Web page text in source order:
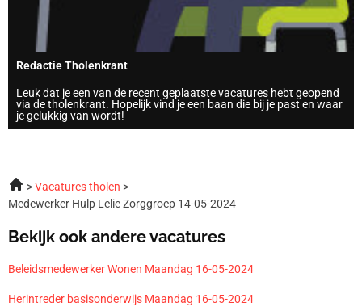
Redactie Tholenkrant
Leuk dat je een van de recent geplaatste vacatures hebt geopend
via de tholenkrant. Hopelijk vind je een baan die bij je past en waar
je gelukkig van wordt!
Vacatures tholen
Medewerker Hulp Lelie Zorggroep 14-05-2024
Bekijk ook andere vacatures
Beleidsmedewerker Wonen Maandag 16-05-2024
Herintreder basisonderwijs Maandag 16-05-2024